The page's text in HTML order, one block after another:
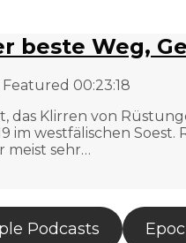
beste Weg,
Featured 00:23:18
das Klirren von
im westfälischen
meist sehr…
Podcasts